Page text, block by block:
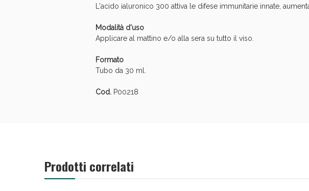
L'acido ialuronico 300 attiva le difese immunitarie innate,
Modalità d'uso
Applicare al mattino e/o alla sera su tutto il viso.
Formato
Tubo da 30 ml.
Cod. P00218
Prodotti correlati